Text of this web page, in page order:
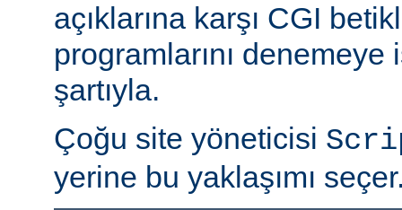
açıklarına karşı CGI
programlarını denemeye
şartıyla.
Çoğu site yöneticisi
yerine bu yaklaşımı